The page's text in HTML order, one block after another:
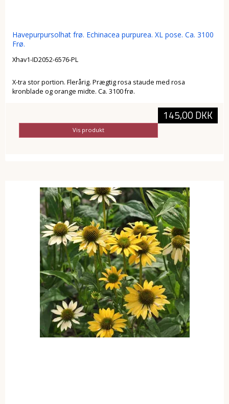
Havepurpursolhat frø. Echinacea purpurea. XL pose. Ca. 3100
Frø.
Xhav1-ID2052-6576-PL
X-tra stor portion. Flerårig. Prægtig rosa staude med rosa
kronblade og orange midte. Ca. 3100 frø.
145,00 DKK
Vis produkt